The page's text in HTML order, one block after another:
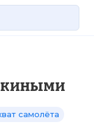
самолёта